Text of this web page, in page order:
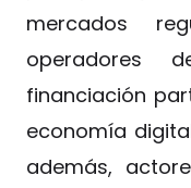
mercados
operadores
financiación
economía
además,